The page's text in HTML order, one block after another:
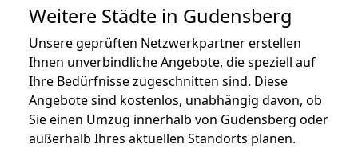
Weitere Städte in Gudensberg
Unsere geprüften Netzwerkpartner erstellen
Ihnen unverbindliche Angebote, die speziell auf
Ihre Bedürfnisse zugeschnitten sind. Diese
Angebote sind kostenlos, unabhängig davon, ob
Sie einen Umzug innerhalb von Gudensberg oder
außerhalb Ihres aktuellen Standorts planen.